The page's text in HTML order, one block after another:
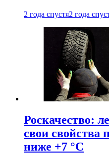
2 года спустя2 года
Роскачество:
свои свойства
ниже +7 °C